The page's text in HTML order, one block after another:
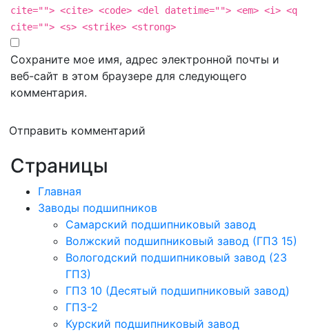
cite=""> <cite> <code> <del datetime=""> <em> <i> <q
cite=""> <s> <strike> <strong>
Сохраните мое имя, адрес электронной почты и
веб-сайт в этом браузере для следующего
комментария.
Отправить комментарий
Страницы
Главная
Заводы подшипников
Cамарский подшипниковый завод
Волжский подшипниковый завод (ГПЗ 15)
Вологодский подшипниковый завод (23
ГПЗ)
ГПЗ 10 (Десятый подшипниковый завод)
ГПЗ-2
Курский подшипниковый завод